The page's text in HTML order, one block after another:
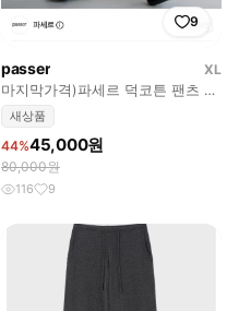
9
passer
XL
마지막가격)파세르 덕코튼 팬츠 새
상품
새상품
44%45,000원
80,000원
116 9